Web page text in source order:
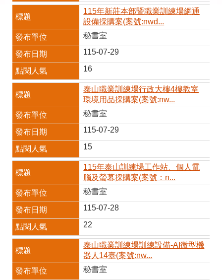
站
導
首
頁
English
意
信
箱
常
見
問
答
雙
語
詞
彙
RSS
隱
私
及
全
政
策
政
府
站
料
開
放
宣
告
聯
絡
115年新莊本部暨職業訓練場網通
設備採購案(案號:nwd...
秘書室
115-07-29
16
泰山職業訓練場行政大樓4樓教室
環境用品採購案(案號:nw...
秘書室
115-07-29
15
115年泰山訓練場工作站、個人電
腦及螢幕採購案(案號：n...
秘書室
115-07-28
22
泰山職業訓練場訓練設備-AI微型機
器人14臺(案號:nw...
秘書室